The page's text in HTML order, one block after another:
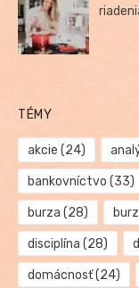
TÉMY
akcie (24)
bankovníctvo (33)
burza (28)
disciplína (28)
domácnosť(24)